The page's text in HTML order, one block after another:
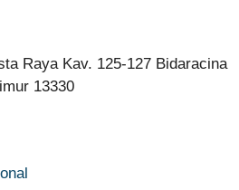
Raya Kav. 125-127 Bidaracina
13330